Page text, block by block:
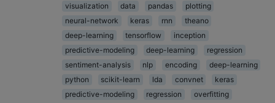
visualization
data pandas
plotting
neural-network
keras rnn
theano
deep-learning
tensorflow
inception
predictive-modeling
deep-learning
regression
sentiment-analysis
nlp encoding
deep-learning
python
scikit-learn lda convnet
keras
predictive-modeling
regression
overfitting